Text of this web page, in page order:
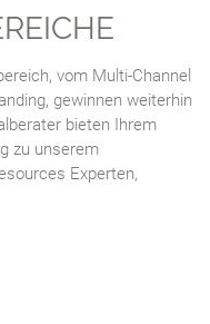
vom Multi-Channel
gewinnen weiterhin
bieten Ihrem
zu unserem
Experten,